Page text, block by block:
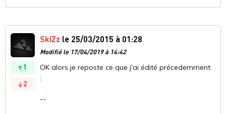
1
2
SkiZz le 25/03/2015 à 01:28
Modifié le 17/04/2019 à 14:42
OK alors je reposte ce que j'ai édité précedemment
:
--